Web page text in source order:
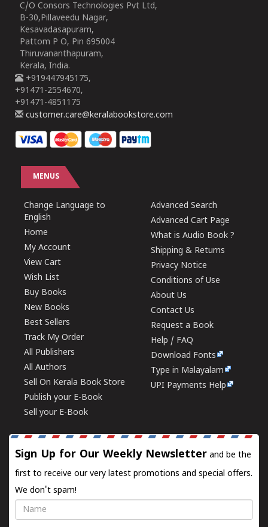
C/O Consors Technologies Pvt Ltd,
B-30,Pillaveedu Nagar,
Kesavadasapuram,
Pattom P O, Pin 695004
Thiruvananthapuram,
Kerala, India.
+919447945175,
+91471-2554670,
+91471-4851175
customer.care@keralabookstore.com
MENUS
Change Language to
English
Home
My Account
View Cart
Wish List
Buy Books
New Books
Best Sellers
Track My Order
All Publishers
All Authors
Sell On Kerala Book Store
Publish your E-Book
Sell your E-Book
Advanced Search
Advanced Cart Page
What is Audio Book ?
Shipping & Returns
Privacy Notice
Conditions of Use
About Us
Contact Us
Request a Book
Help / FAQ
Download Fonts
Type in Malayalam
UPI Payments Help
Sign Up for Our Weekly Newsletter and be the
first to receive our very latest promotions and special offers.
We don't spam!
Name